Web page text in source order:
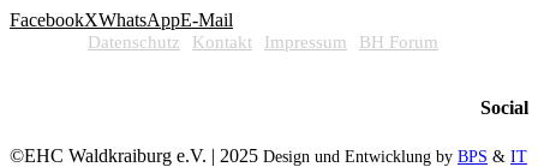
FacebookXWhatsAppE-Mail
Social
Datenschutz Kontakt Impressum BH Forum
©EHC Waldkraiburg e.V. | 2025 Design und Entwicklung by BPS & IT